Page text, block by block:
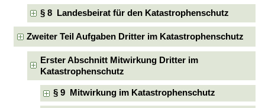
§ 8 Landesbeirat für den Katastrophenschutz
Zweiter Teil Aufgaben Dritter im Katastrophenschutz
Erster Abschnitt Mitwirkung Dritter im
Katastrophenschutz
§ 9 Mitwirkung im Katastrophenschutz